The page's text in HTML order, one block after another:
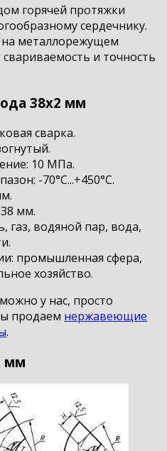
горячей протяжки
сердечнику.
на металлорежущем
и точность
38х2 мм
сварка.
10 МПа.
-70°С...+450°С.
мм.
газ, водяной пар, вода,
промышленная сфера,
хозяйство.
у нас, просто
продаем нержавеющие
.
мм